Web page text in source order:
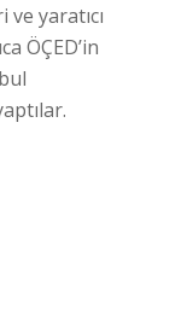
yaratıcı
ÖÇED’in